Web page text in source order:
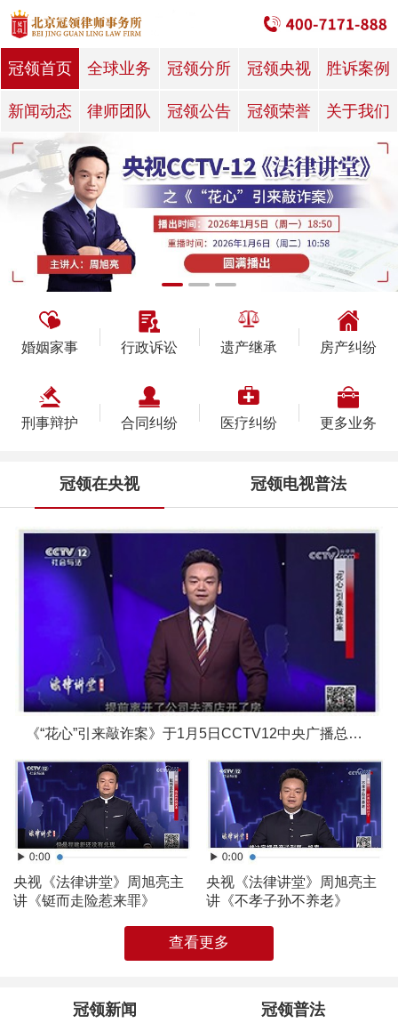
冠领首页 全球业务 冠领分所 冠领央视 胜诉案例
新闻动态 律师团队 冠领公告 冠领荣誉 关于我们
婚姻家事 行政诉讼 遗产继承 房产纠纷
刑事辩护 合同纠纷 医疗纠纷 更多业务
冠领在央视 冠领电视普法
《“花心”引来敲诈案》于1月5日CCTV12中央广播总台圆满播出
央视《法律讲堂》周旭亮主
讲《铤而走险惹来罪》
央视《法律讲堂》周旭亮主
讲《不孝子孙不养老》
查看更多
冠领新闻 冠领普法